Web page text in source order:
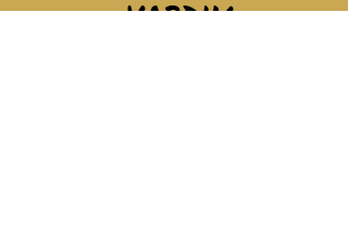
YARDIM